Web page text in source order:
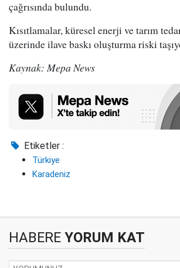
çağrısında bulundu.
Kısıtlamalar, küresel enerji ve tarım
üzerinde ilave baskı oluşturma riski
Kaynak: Mepa News
Etiketler :
Türkiye
Karadeniz
HABERE YORUM KAT